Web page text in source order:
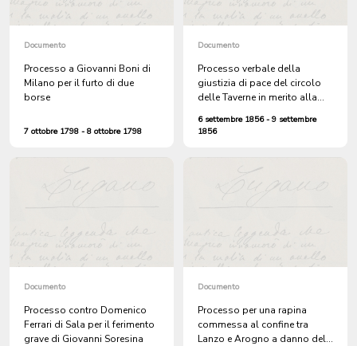
Documento
Processo a Giovanni Boni di
Milano per il furto di due
borse
7 ottobre 1798 - 8 ottobre 1798
Documento
Processo verbale della
giustizia di pace del circolo
delle Taverne in merito alla
Lanfranco Terzo Regli di
sottostante
6 settembre 1856 - 9 settembre
1856
Documento
Processo contro Domenico
Ferrari di Sala per il ferimento
grave di Giovanni Soresina
Documento
Processo per una rapina
commessa al confine tra
Lanzo e Arogno a danno del